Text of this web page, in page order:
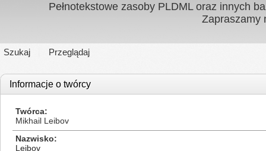
Pełnotekstowe zasoby PLDML oraz innych
Zapraszamy
Szukaj Przeglądaj
Informacje o twórcy
Twórca
Mikhail Leibov
Nazwisko
Leibov